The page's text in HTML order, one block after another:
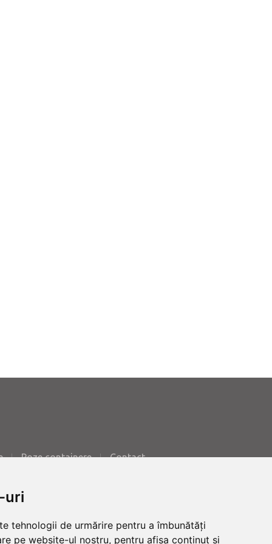
uri
tehnologii de urmărire pentru a îmbunătăți
pe website-ul nostru, pentru afișa conținut și
Poze containere Contact